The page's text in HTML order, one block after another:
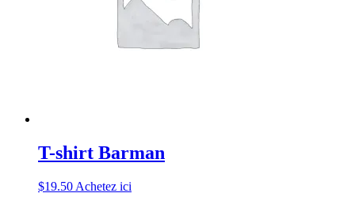
T-shirt Barman
$19.50 Achetez ici